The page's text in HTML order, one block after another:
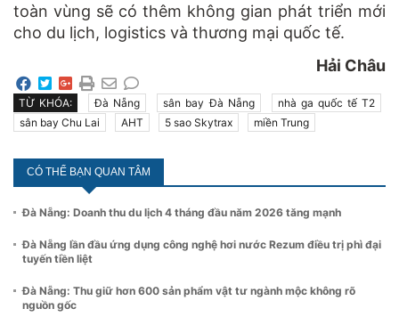
toàn vùng sẽ có thêm không gian phát triển mới
cho du lịch, logistics và thương mại quốc tế.
Hải Châu
TỪ KHÓA: Đà Nẵng sân bay Đà Nẵng
nhà ga quốc tế T2
sân bay Chu Lai
AHT 5 sao Skytrax miền Trung
CÓ THỂ BẠN QUAN TÂM
Đà Nẵng: Doanh thu du lịch 4 tháng đầu năm 2026 tăng mạnh
Đà Nẵng lần đầu ứng dụng công nghệ hơi nước Rezum điều trị phì đại
tuyến tiền liệt
Đà Nẵng: Thu giữ hơn 600 sản phẩm vật tư ngành mộc không rõ
nguồn gốc